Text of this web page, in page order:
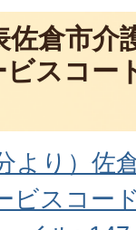
倉市介
スコー
より）佐
ビスコー